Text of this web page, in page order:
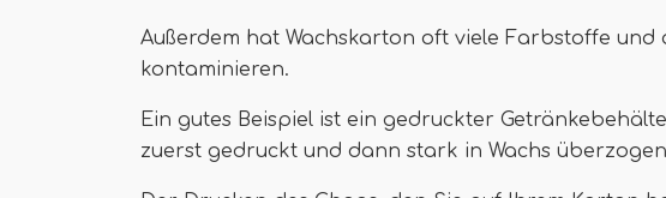
Außerdem hat Wachskarton oft viele Farbstoffe und
kontaminieren.
Ein gutes Beispiel ist ein gedruckter
zuerst gedruckt und dann stark in Wachs